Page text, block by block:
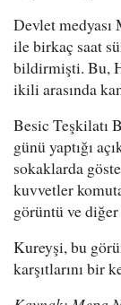
Devlet medyası
ile birkaç saat
bildirmişti. Bu,
ikili arasında
Besic Teşkilatı
günü yaptığı
sokaklarda
kuvvetler
görüntü ve
Kureyşi, bu
karşıtlarını bir